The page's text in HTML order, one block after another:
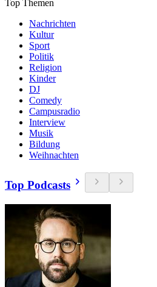
Top Themen
Nachrichten
Kultur
Sport
Politik
Religion
Kinder
DJ
Comedy
Campusradio
Interview
Musik
Bildung
Weihnachten
Top Podcasts